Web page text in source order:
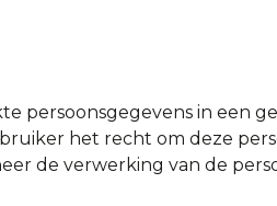
persoonsgegevens in een
het recht om deze
de verwerking van de